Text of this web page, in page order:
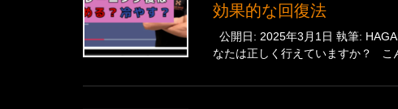
効果的な回復法
公開日: 2025年3月1日 執筆:
なたは正しく行えていますか？